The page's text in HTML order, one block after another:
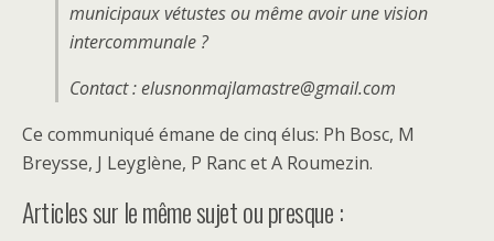
municipaux vétustes ou même avoir une vision
intercommunale ?
Contact : elusnonmajlamastre@gmail.com
Ce communiqué émane de cinq élus: Ph Bosc, M
Breysse, J Leyglène, P Ranc et A Roumezin.
Articles sur le même sujet ou presque :